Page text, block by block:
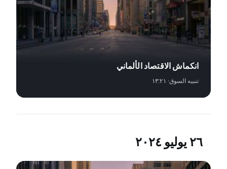
انكماش الاقتصاد الألماني
تنبيه السوق· ١٣:٢١
٢٦ يوليو ٢٠٢٤